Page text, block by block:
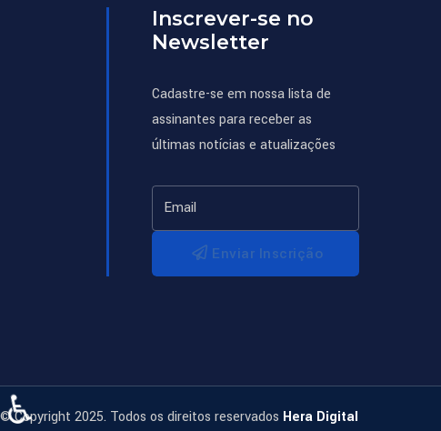
Inscrever-se no
Newsletter
Cadastre-se em nossa lista de
assinantes para receber as
últimas notícias e atualizações
Enviar Inscrição
© Copyright 2025. Todos os direitos reservados Hera Digital